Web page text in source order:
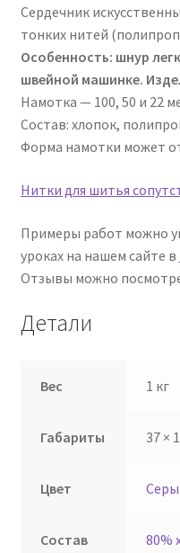
Сердечник
тонких нитей
Особенность: шнур
швейной машинке.
Намотка — 100, 50 и 22
Состав: хлопок,
Форма намотки может
Нитки для шитья
Примеры работ можно
уроках на нашем сайте в
Отзывы можно
Детали
Вес 1 кг
Габариты 37 ×
Цвет
Состав 80%